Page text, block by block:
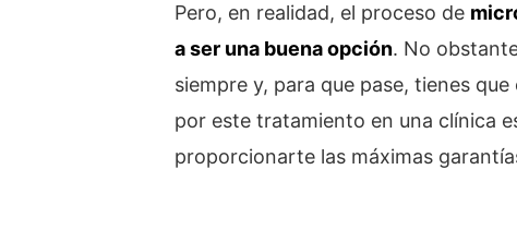
Pero, en realidad, el proceso de
a ser una buena opción. No
siempre y, para que pase, tienes
por este tratamiento en una clínica
proporcionarte las máximas